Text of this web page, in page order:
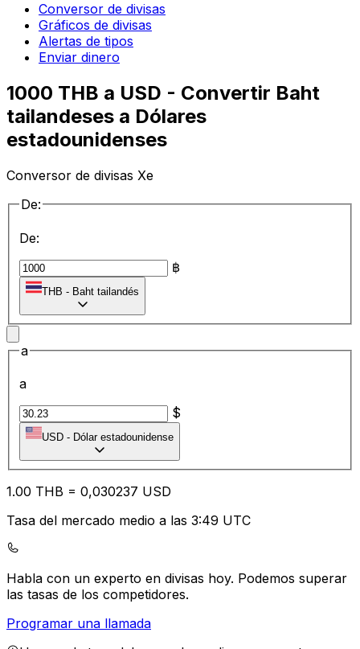
Conversor de divisas
Gráficos de divisas
Alertas de tipos
Enviar dinero
1000 THB a USD - Convertir Baht
tailandeses a Dólares
estadounidenses
Conversor de divisas Xe
De:
De:
฿
THB - Baht tailandés
a
a
$
USD - Dólar estadounidense
1.00 THB = 0,030237 USD
Tasa del mercado medio a las 3:49 UTC
Habla con un experto en divisas hoy. Podemos superar
las tasas de los competidores.
Programar una llamada